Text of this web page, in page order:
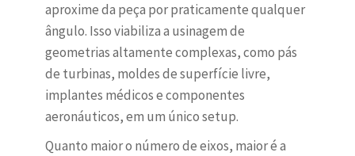
aproxime da peça por praticamente qualquer
ângulo. Isso viabiliza a usinagem de
geometrias altamente complexas, como pás
de turbinas, moldes de superfície livre,
implantes médicos e componentes
aeronáuticos, em um único setup.
Quanto maior o número de eixos, maior é a